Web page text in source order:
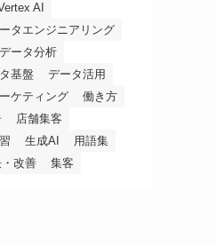
AI
タエンジニアリング
データ分析
基盤
データ活用
ケティング
働き方
店舗集客
生成AI
用語集
改善 集客